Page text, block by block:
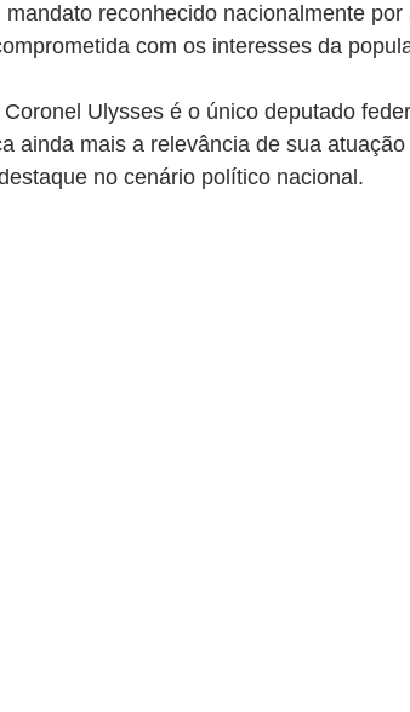
mandato reconhecido nacionalmente
com os interesses da
Ulysses é o único deputado
ainda mais a relevância de sua
no cenário político nacional.